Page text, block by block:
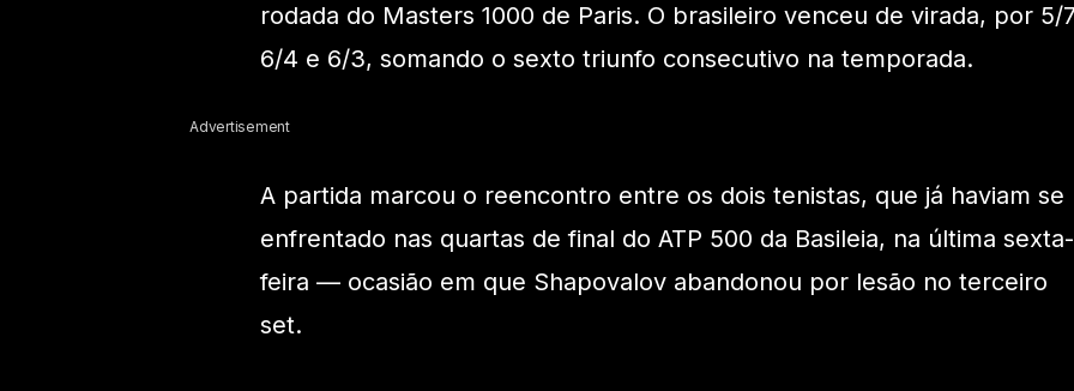
rodada do Masters 1000 de Paris. O brasileiro venceu de virada, por 5/
6/4 e 6/3, somando o sexto triunfo consecutivo na temporada.
Advertisement
A partida marcou o reencontro entre os dois tenistas, que já haviam se
enfrentado nas quartas de final do ATP 500 da Basileia, na última sexta-
feira — ocasião em que Shapovalov abandonou por lesão no terceiro
set.